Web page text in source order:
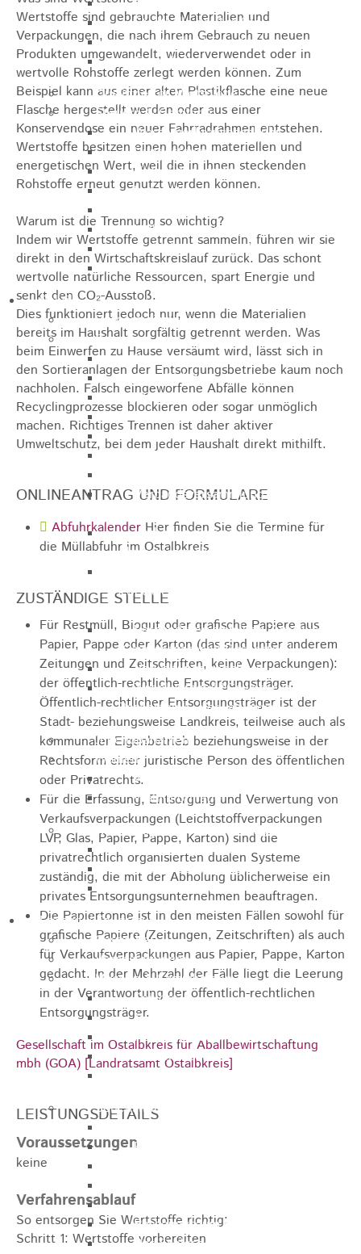
Stadthalle großer Saal
Stadthalle kleiner Saal
Tennishalle
Qualifizierter Mietspiegel
Steuern & Gebühren
Wasserverbrauchsgebühr
Hundesteuer
Vergnügungssteuer
Hebesätze
Hallenbenutzungsgebühren
Hallenbad & Freibad
Verwaltungsgebühren
Politik
Bürgermeister
Gremien
Bauausschuss
Gemeinderat
GEO - Vertreter im Aufsichtsrat
Ortschaftsrat
Aufsichtsrat Wohnbau GmbH
Stiftungsrat "Stiftung Heubach"
Verbandsversammlung der VG
Verbandsversammlung des
Abwasserzweckverband Lauter-Rems
Zweckverbands
Verbandsversammlung Zweckverband
"Gewerbeverband Rosenstein"
Verwaltungsausschuss
Zweckverband "Gewerbeverband
Rosenstein" - Verwaltungsrat
Jugendparlament
Wahlen
Wahlen Aktuell
Wahlinformation
Nachhaltige Stadtentwicklung
Heubach gestalten
Online Beteiligung
Zukunfts Team
Freizeit / Tourismus
Gastgeber
Veranstaltungen
Museen & Sammlungen
Schloss
Miedermuseum
Heimatmuseum
Polizeimuseum
Haus Anna Vetter
Sehenswürdigkeiten
Blockturm
Polizeimuseum Heubach e.V.
Das Schloss in Heubach
Wertstoffe sind gebrauchte Materialien und
Verpackungen, die nach ihrem Gebrauch zu neuen
Produkten umgewandelt, wiederverwendet oder in
wertvolle Rohstoffe zerlegt werden können. Zum
Beispiel kann aus einer alten Plastikflasche eine neue
Flasche hergestellt werden oder aus einer
Konservendose ein neuer Fahrradrahmen entstehen.
Wertstoffe besitzen einen hohen materiellen und
energetischen Wert, weil die in ihnen steckenden
Rohstoffe erneut genutzt werden können.
Warum ist die Trennung so wichtig?
Indem wir Wertstoffe getrennt sammeln, führen wir sie
direkt in den Wirtschaftskreislauf zurück. Das schont
wertvolle natürliche Ressourcen, spart Energie und
senkt den CO₂-Ausstoß.
Dies funktioniert jedoch nur, wenn die Materialien
bereits im Haushalt sorgfältig getrennt werden. Was
beim Einwerfen zu Hause versäumt wird, lässt sich in
den Sortieranlagen der Entsorgungsbetriebe kaum noch
nachholen. Falsch eingeworfene Abfälle können
Recyclingprozesse blockieren oder sogar unmöglich
machen. Richtiges Trennen ist daher aktiver
Umweltschutz, bei dem jeder Haushalt direkt mithilft.
ONLINEANTRAG UND FORMULARE
Abfuhrkalender Hier finden Sie die Termine für
die Müllabfuhr im Ostalbkreis
ZUSTÄNDIGE STELLE
Für Restmüll, Biogut oder grafische Papiere aus
Papier, Pappe oder Karton (das sind unter anderem
Zeitungen und Zeitschriften, keine Verpackungen):
der öffentlich-rechtliche Entsorgungsträger.
Öffentlich-rechtlicher Entsorgungsträger ist der
Stadt- beziehungsweise Landkreis, teilweise auch als
kommunaler Eigenbetrieb beziehungsweise in der
Rechtsform einer juristische Person des öffentlichen
oder Privatrechts.
Für die Erfassung, Entsorgung und Verwertung von
Verkaufsverpackungen (Leichtstoffverpackungen
LVP, Glas, Papier, Pappe, Karton) sind die
privatrechtlich organisierten dualen Systeme
zuständig, die mit der Abholung üblicherweise ein
privates Entsorgungsunternehmen beauftragen.
Die Papiertonne ist in den meisten Fällen sowohl für
grafische Papiere (Zeitungen, Zeitschriften) als auch
für Verkaufsverpackungen aus Papier, Pappe, Karton
gedacht. In der Mehrzahl der Fälle liegt die Leerung
in der Verantwortung der öffentlich-rechtlichen
Entsorgungsträger.
Gesellschaft im Ostalbkreis für Aballbewirtschaftung
mbh (GOA) [Landratsamt Ostalbkreis]
LEISTUNGSDETAILS
Voraussetzungen
keine
Verfahrensablauf
So entsorgen Sie Wertstoffe richtig:
Schritt 1: Wertstoffe vorbereiten